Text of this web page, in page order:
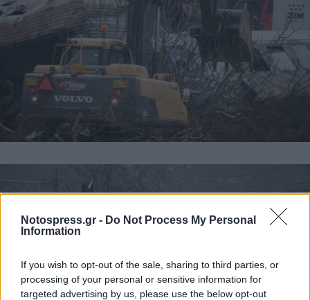
Notospress.gr - Do Not Process My Personal
Information
If you wish to opt-out of the sale, sharing to third parties, or
processing of your personal or sensitive information for
targeted advertising by us, please use the below opt-out